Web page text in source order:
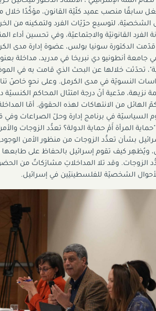
سابقًا منصب عميد كلّيّة القانون، مؤكِّدًا خلال
لتوسيع حرّيّات الفرد ولتمكينه من
القانونيّة والاجتماعيّة، وفي تحسين أداء
قدّمت الدكتورة سونيا بولس، عضوة إدارة مدى
جامعة أنطونيو دي نبريخا في مدريد، مداخلة
تحدّثت خلالها عن البحث الذي قامت به في
النسويّة في مدى الكرمل. وعلى نحوٍ خاصّ
نزيهة، مدّعية أنّ درجة امتثال المحاكم
الهائل من الانتهاكات لهذه الحقوق. أمّا
السياسيّة في برنامج إدارة وحلّ الصراعات
المرأة أَمْ حماية الدولة؟ تعدُّد الزوجات
بشأن تعدُّد الزوجات من منظور الأمن
ويُظهِر كيف تقوم إسرائيل بالحفاظ على
وقد تلا المداخلاتِ مشارَكاتٌ من الحضور
الشخصيّة للفلسطينيّين في إسرائيل.